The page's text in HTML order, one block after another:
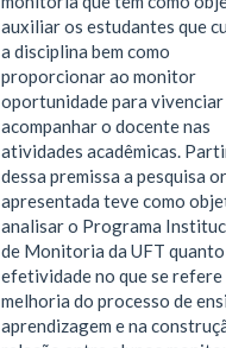
auxiliar os estudantes que
a disciplina bem como
proporcionar ao monitor
oportunidade para vivenciar
acompanhar o docente nas
atividades acadêmicas.
dessa premissa a pesquisa
apresentada teve como
analisar o Programa
de Monitoria da UFT quanto
efetividade no que se refere
melhoria do processo de
aprendizagem e na